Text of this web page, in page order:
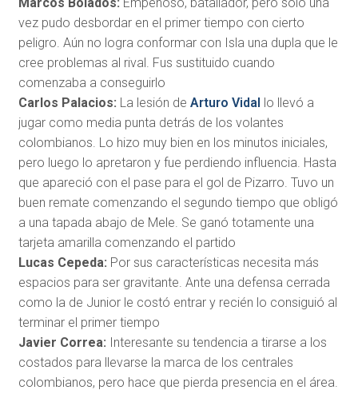
Marcos Bolados: Empeñoso, batallador, pero sólo una
vez pudo desbordar en el primer tiempo con cierto
peligro. Aún no logra conformar con Isla una dupla que le
cree problemas al rival. Fus sustituido cuando
comenzaba a conseguirlo
Carlos Palacios: La lesión de Arturo Vidal
lo llevó a
jugar como media punta detrás de los volantes
colombianos. Lo hizo muy bien en los minutos iniciales,
pero luego lo apretaron y fue perdiendo influencia. Hasta
que apareció con el pase para el gol de Pizarro. Tuvo un
buen remate comenzando el segundo tiempo que obligó
a una tapada abajo de Mele. Se ganó totamente una
tarjeta amarilla comenzando el partido
Lucas Cepeda: Por sus características necesita más
espacios para ser gravitante. Ante una defensa cerrada
como la de Junior le costó entrar y recién lo consiguió al
terminar el primer tiempo
Javier Correa: Interesante su tendencia a tirarse a los
costados para llevarse la marca de los centrales
colombianos, pero hace que pierda presencia en el área.